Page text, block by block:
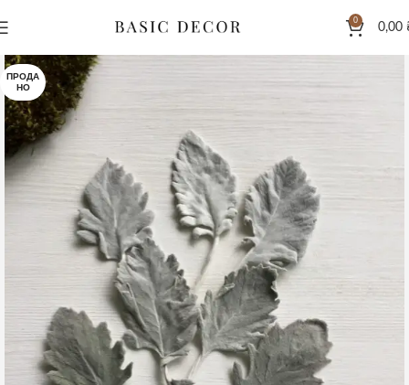
0
0,00
ПРОДА
НО